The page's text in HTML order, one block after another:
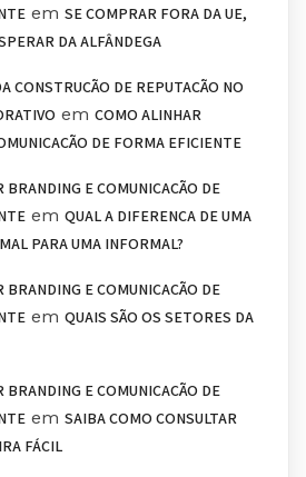
em SE COMPRAR FORA DA UE,
DA ALFÂNDEGA
CONSTRUÇÃO DE REPUTAÇÃO NO
em COMO ALINHAR
DE FORMA EFICIENTE
BRANDING E COMUNICAÇÃO DE
em QUAL A DIFERENÇA DE UMA
PARA UMA INFORMAL?
BRANDING E COMUNICAÇÃO DE
em QUAIS SÃO OS SETORES DA
BRANDING E COMUNICAÇÃO DE
em SAIBA COMO CONSULTAR
FÁCIL